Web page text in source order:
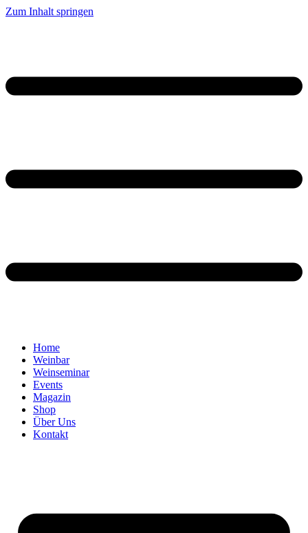
Zum Inhalt springen
Home
Weinbar
Weinseminar
Events
Magazin
Shop
Über Uns
Kontakt